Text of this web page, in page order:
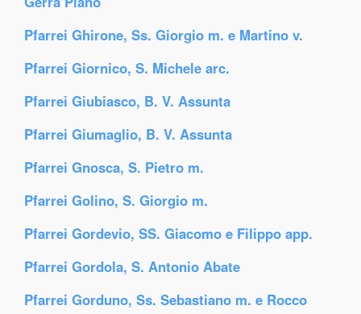
Pfarrei Ghirone, Ss. Giorgio m. e Martino v.
Pfarrei Giornico, S. Michele arc.
Pfarrei Giubiasco, B. V. Assunta
Pfarrei Giumaglio, B. V. Assunta
Pfarrei Gnosca, S. Pietro m.
Pfarrei Golino, S. Giorgio m.
Pfarrei Gordevio, SS. Giacomo e Filippo app.
Pfarrei Gordola, S. Antonio Abate
Pfarrei Gorduno, Ss. Sebastiano m. e Rocco